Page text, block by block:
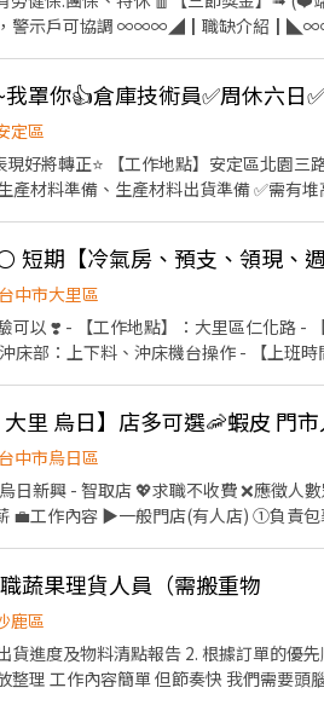
台南市永康區蔦松三街.號 💼工作內容: 進出貨
薪
733-893
要加@唷) ✅【快速加入】➠https://
罩你👍倉庫技術員✅周休六日
定區
現好將轉正⭐️ 【工作地點】安定區北園
產材料準備、生產材料出貨準備 ✅需有
加班餐費60元/天；餐費自付額於薪資中
市區線交通車 - ❤️請先按 【 我 要 應 徵
嘉 工作攏低嘉↓↓ ☎️連絡電話
╚~~♥~~♥~~⭐️【 快速找工作 】
台中市大里區
可以 ❣️ - 【工作地點】：大里區仁化路 -
床部：上下料、沖床機台操作 - 【上班
員工汽機車停車場 - ▶ —————【應徵方
台中市烏日區
直接到現場應徵，一律採視訊面試 ✅免經驗✅彈性排班
務
07:00-12:00
) 💰薪資 ▶一般門店(有人店) 時薪 $196 ▶智取店(無人店) 時薪 $204 烏日
元) (智取店夜班額外獎金每小時 +40元) 🎉排班方式 一週至少排班
蔬果理貨人員（需搬重物
鹿區
月，正常熟練上班後調時